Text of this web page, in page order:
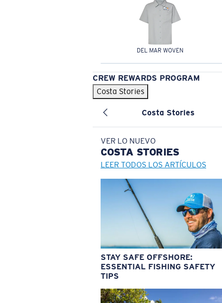
DEL MAR WOVEN
CREW REWARDS PROGRAM
Costa Stories
Costa Stories
VER LO NUEVO
COSTA STORIES
LEER TODOS LOS ARTÍCULOS
STAY SAFE OFFSHORE:
ESSENTIAL FISHING SAFETY
TIPS